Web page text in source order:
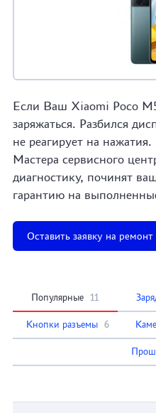
Если Ваш Xiaomi Poco
заряжаться. Разбился
не реагирует на
Мастера сервисного
диагностику, починят
гарантию на
Оставить заявку на
Популярные 11
Кнопки разъемы 6